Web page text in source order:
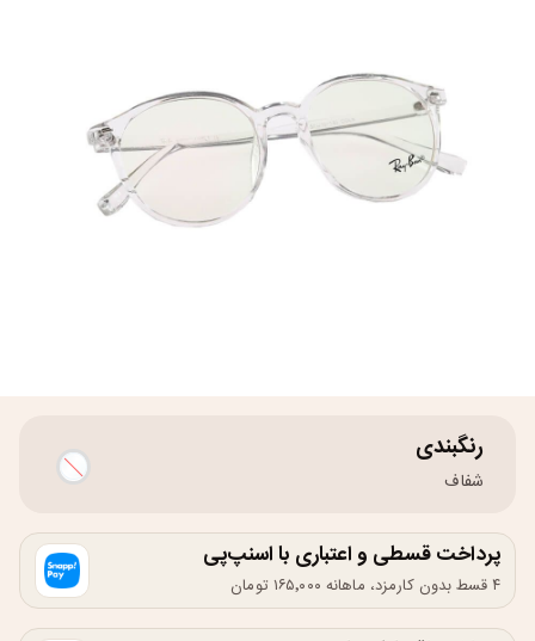
رنگبندی
شفاف
پرداخت قسطی و اعتباری با اسنپ‌پی
۴ قسط بدون کارمزد، ماهانه ۱۶۵٬۰۰۰ تومان